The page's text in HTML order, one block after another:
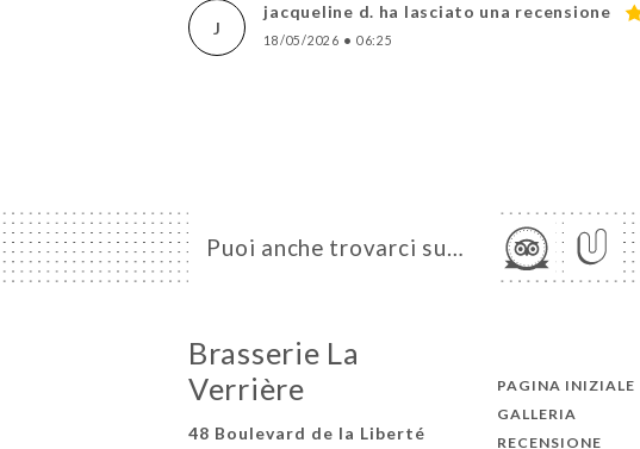
J
jacqueline d. ha lasciato una recensione
18/05/2026 • 06:25
Puoi anche trovarci su…
Brasserie La
Verrière
48 Boulevard de la Liberté
PAGINA INIZIALE
GALLERIA
RECENSIONE